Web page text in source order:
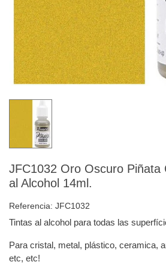
JFC1032 Oro Oscuro Piñata
al Alcohol 14ml.
Referencia: JFC1032
Tintas al alcohol para todas las
Para cristal, metal, plástico, ceramica,
etc, etc!